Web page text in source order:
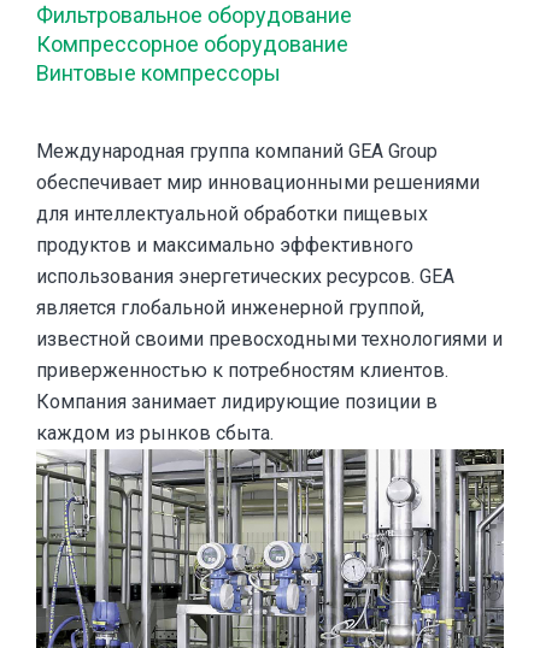
Фильтровальное оборудование
Компрессорное оборудование
Винтовые компрессоры
Международная группа компаний GEA Group
обеспечивает мир инновационными решениями
для интеллектуальной обработки пищевых
продуктов и максимально эффективного
использования энергетических ресурсов. GEA
является глобальной инженерной группой,
известной своими превосходными технологиями и
приверженностью к потребностям клиентов.
Компания занимает лидирующие позиции в
каждом из рынков сбыта.